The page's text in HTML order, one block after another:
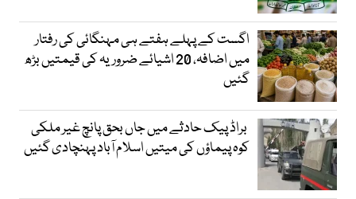
اگست کے پہلے ہفتے ہی مہنگائی کی رفتار
میں اضافہ، 20 اشیائے ضروریہ کی قیمتیں بڑھ
گئیں
براڈ پیک حادثے میں جاں بحق پانچ غیر ملکی
کوہ پیماؤں کی میتیں اسلام آباد پہنچادی گئیں